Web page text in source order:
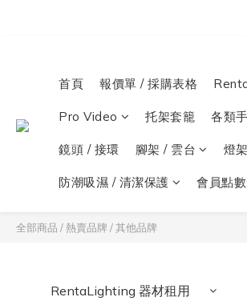
首頁 報價單 / 採購表格
Pro Video 托架套籠 各類
鏡頭 / 接環 腳架 / 雲台 燈
防潮吸濕 / 清潔保護 會員點
全部商品 /熱賣品牌 /其他品牌
RentaLighting 器材租用